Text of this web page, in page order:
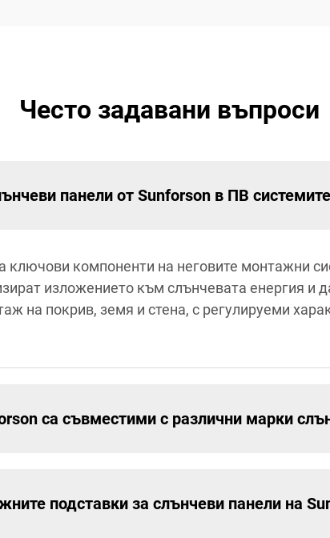
Често задавани въпроси
панели от Sunforson в ПВ
ключови компоненти на неговите монтажни
изложението към слънчевата енергия и
на покрив, земя и стена, с регулируеми
са съвместими с различни марки
подставки за слънчеви панели на